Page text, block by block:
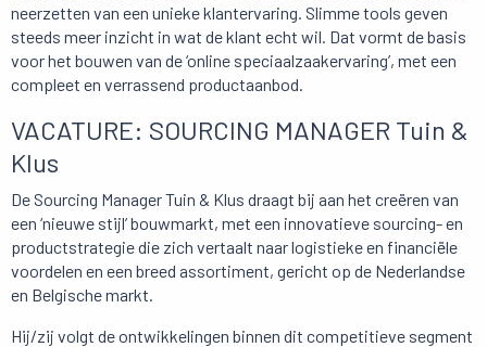
neerzetten van een unieke klantervaring. Slimme tools geven
steeds meer inzicht in wat de klant echt wil. Dat vormt de basis
voor het bouwen van de ‘online speciaalzaakervaring’, met een
compleet en verrassend productaanbod.
VACATURE: SOURCING MANAGER Tuin &
Klus
De Sourcing Manager Tuin & Klus draagt bij aan het creëren van
een ‘nieuwe stijl’ bouwmarkt, met een innovatieve sourcing- en
productstrategie die zich vertaalt naar logistieke en financiële
voordelen en een breed assortiment, gericht op de Nederlandse
en Belgische markt.
Hij/zij volgt de ontwikkelingen binnen dit competitieve segment